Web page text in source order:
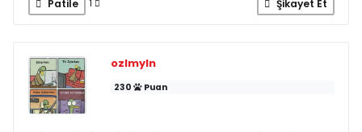
Patile 1 Şikayet Et
ozlmyln
230 Puan